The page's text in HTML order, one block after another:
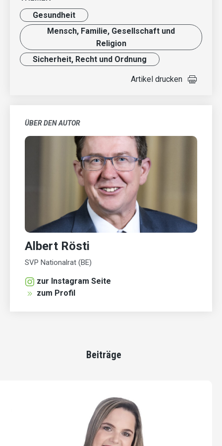
Gesundheit
Mensch, Familie, Gesellschaft und
Religion
Sicherheit, Recht und Ordnung
Artikel drucken
ÜBER DEN AUTOR
Albert Rösti
SVP Nationalrat (BE)
zur Instagram Seite
zum Profil
Beiträge